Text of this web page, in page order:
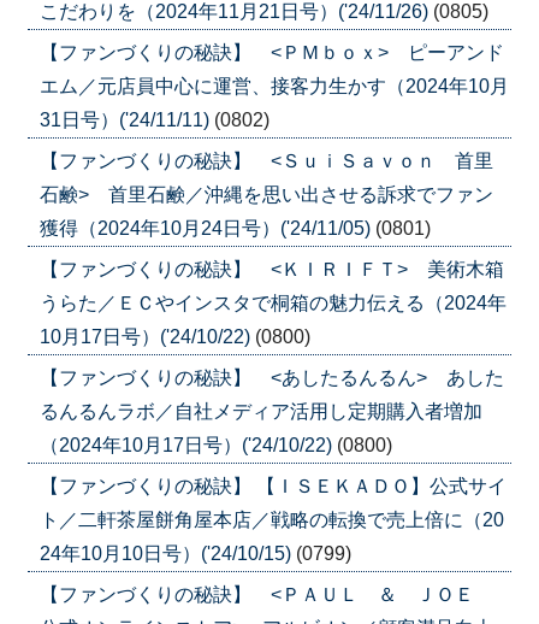
こだわりを（2024年11月21日号）('24/11/26) (0805)
【ファンづくりの秘訣】 <ＰＭｂｏｘ> ピーアンド
エム／元店員中心に運営、接客力生かす（2024年10月
31日号）('24/11/11) (0802)
【ファンづくりの秘訣】 <ＳｕｉＳａｖｏｎ 首里
石鹸> 首里石鹸／沖縄を思い出させる訴求でファン
獲得（2024年10月24日号）('24/11/05) (0801)
【ファンづくりの秘訣】 <ＫＩＲＩＦＴ> 美術木箱
うらた／ＥＣやインスタで桐箱の魅力伝える（2024年
10月17日号）('24/10/22) (0800)
【ファンづくりの秘訣】 <あしたるんるん> あした
るんるんラボ／自社メディア活用し定期購入者増加
（2024年10月17日号）('24/10/22) (0800)
【ファンづくりの秘訣】 【ＩＳＥＫＡＤＯ】公式サイ
ト／二軒茶屋餅角屋本店／戦略の転換で売上倍に（20
24年10月10日号）('24/10/15) (0799)
【ファンづくりの秘訣】 <ＰＡＵＬ ＆ ＪＯＥ